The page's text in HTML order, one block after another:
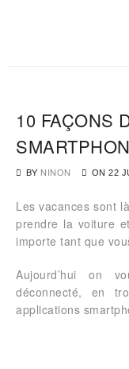
10 FAÇONS
BY NINON ON 22
Les vacances sont
prendre la voiture
importe tant que
Aujourd’hui on
déconnecté, en
applications